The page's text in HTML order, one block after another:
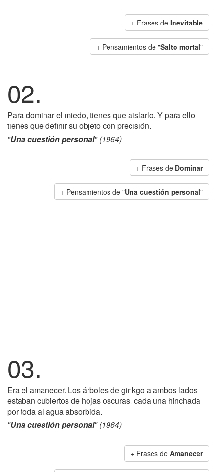
+ Frases de Inevitable
+ Pensamientos de "Salto mortal"
02.
Para dominar el miedo, tienes que aislarlo. Y para ello
tienes que definir su objeto con precisión.
"Una cuestión personal" (1964)
+ Frases de Dominar
+ Pensamientos de "Una cuestión personal"
03.
Era el amanecer. Los árboles de ginkgo a ambos lados
estaban cubiertos de hojas oscuras, cada una hinchada
por toda al agua absorbida.
"Una cuestión personal" (1964)
+ Frases de Amanecer